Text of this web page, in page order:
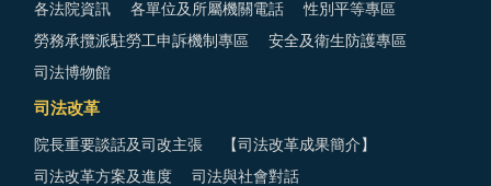
各法院資訊 各單位及所屬機關電話 性別平等專區
勞務承攬派駐勞工申訴機制專區 安全及衛生防護專區
司法博物館
司法改革
院長重要談話及司改主張 【司法改革成果簡介】
司法改革方案及進度 司法與社會對話